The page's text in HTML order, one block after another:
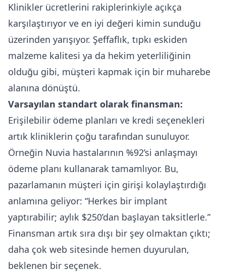
Klinikler ücretlerini rakiplerinkiyle açıkça
karşılaştırıyor ve en iyi değeri kimin sunduğu
üzerinden yarışıyor. Şeffaflık, tıpkı eskiden
malzeme kalitesi ya da hekim yeterliliğinin
olduğu gibi, müşteri kapmak için bir muharebe
alanına dönüştü.
Varsayılan standart olarak finansman:
Erişilebilir ödeme planları ve kredi seçenekleri
artık kliniklerin çoğu tarafından sunuluyor.
Örneğin Nuvia hastalarının %92’si anlaşmayı
ödeme planı kullanarak tamamlıyor. Bu,
pazarlamanın müşteri için girişi kolaylaştırdığı
anlamına geliyor: “Herkes bir implant
yaptırabilir; aylık $250’dan başlayan taksitlerle.”
Finansman artık sıra dışı bir şey olmaktan çıktı;
daha çok web sitesinde hemen duyurulan,
beklenen bir seçenek.